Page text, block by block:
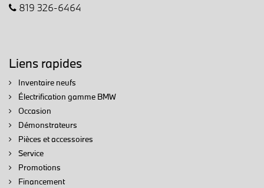
819 326-6464
Liens rapides
Inventaire neufs
Électrification gamme BMW
Occasion
Démonstrateurs
Pièces et accessoires
Service
Promotions
Financement